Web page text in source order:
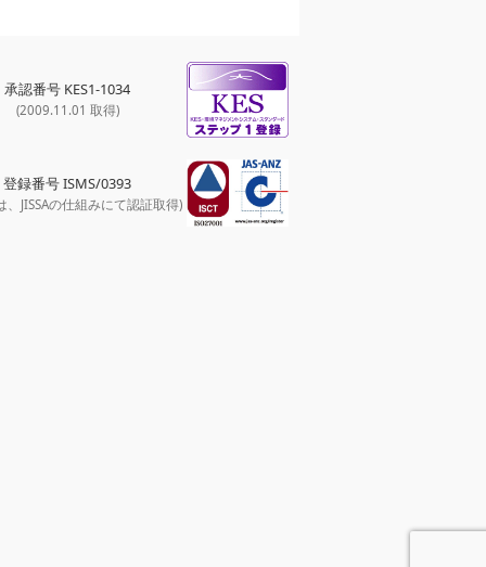
承認番号 KES1-1034
(2009.11.01 取得)
登録番号 ISMS/0393
、JISSAの仕組みにて認証取得)